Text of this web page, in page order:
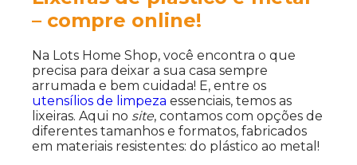
– compre online!
Na Lots Home Shop, você encontra o que
precisa para deixar a sua casa sempre
arrumada e bem cuidada! E, entre os
utensílios de limpeza essenciais, temos as
lixeiras. Aqui no site, contamos com opções de
diferentes tamanhos e formatos, fabricados
em materiais resistentes: do plástico ao metal!